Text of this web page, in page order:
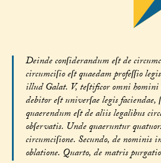
Deinde conſiderandum eſt de
circumciſio eſt quaedam profeſſio
illud Galat. V, teſtificor omni
debitor eſt univerſae legis faciendae,
quaerendum eſt de aliis legalibus
obſervatis. Unde quaeruntur
circumciſione. Secundo, de nominis
oblatione. Quarto, de matris